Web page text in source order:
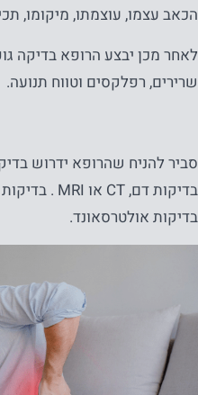
הכאב עצמו, עוצמתו, מיקומו,
לאחר מכן יבצע הרופא בדיקה
שרירים, רפלקסים וטווח תנועה.
סביר להניח שהרופא ידרוש
בדיקות אולטרסאונד.